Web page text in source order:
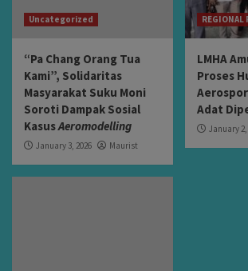
Uncategorized
“Pa Chang Orang Tua
Kami”, Solidaritas
Masyarakat Suku Moni
Soroti Dampak Sosial
KasusAeromodelling
January 3, 2026 Maurist
REGIONAL
LMHA
Proses
Adat
January 2,